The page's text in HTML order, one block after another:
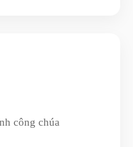
công chúa